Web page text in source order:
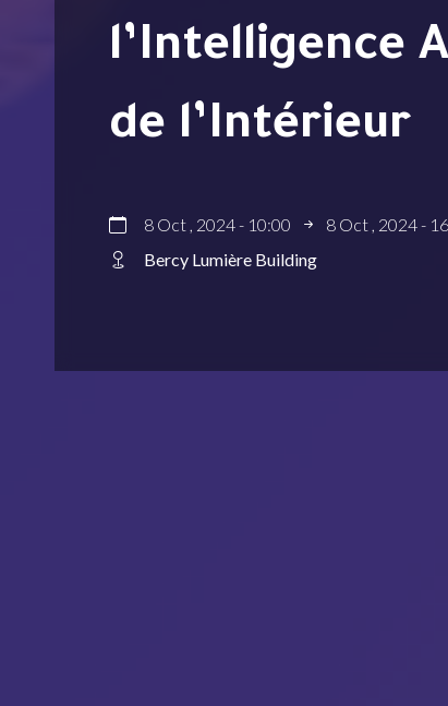
l’Intelligence
de l’Intérieur
8 Oct , 2024 - 10:00
8 Oct , 2024 -
Bercy Lumière Building